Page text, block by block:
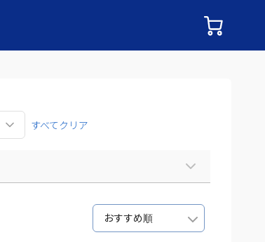
すべてクリア
おすすめ順